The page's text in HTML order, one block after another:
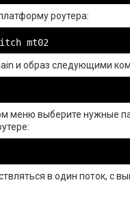
роутера:
mt02
и образ следующими
меню выберите нужные
в один поток, с